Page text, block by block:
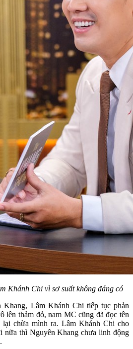
Khánh Chi vì sơ suất không đáng có
Khang, Lâm Khánh Chi tiếp tục phản
lên thảm đỏ, nam MC cũng đã đọc tên
chừa mình ra. Lâm Khánh Chi cho
nữa thì Nguyên Khang chưa linh động